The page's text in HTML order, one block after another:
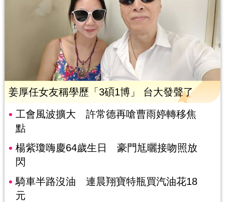
姜厚任女友稱學歷「3碩1博」 台大發聲了
工會風波擴大 許常德再嗆曹雨婷轉移焦
點
楊紫瓊嗨慶64歲生日 豪門尪曬接吻照放
閃
騎車半路沒油 連晨翔寶特瓶買汽油花18
元